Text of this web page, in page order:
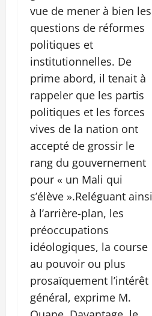
vue de mener à bien les
questions de réformes
politiques et
institutionnelles. De
prime abord, il tenait à
rappeler que les partis
politiques et les forces
vives de la nation ont
accepté de grossir le
rang du gouvernement
pour « un Mali qui
s’élève ».Reléguant ainsi
à l’arrière-plan, les
préoccupations
idéologiques, la course
au pouvoir ou plus
prosaïquement l’intérêt
général, exprime M.